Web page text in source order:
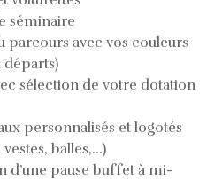
séminaire
parcours avec vos couleurs
départs)
sélection de votre dotation
personnalisés et logotés
balles,…)
d’une pause buffet à mi-